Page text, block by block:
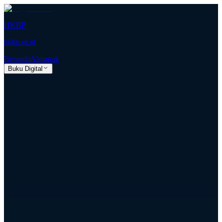
HKBP
hkbp.or.id
BerandaAlmanak
Buku Digital